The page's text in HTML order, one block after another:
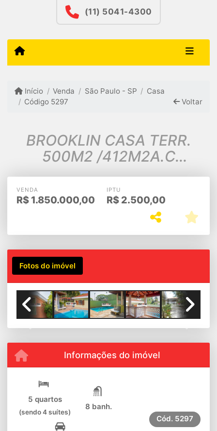
(11) 5041-4300
Início Venda São Paulo - SP
Casa
Código 5297
Voltar
BROOKLIN CASA TERR.
500M2 /412M2A.C
4SUITES/PISCINA/$
VENDA
R$ 1.850.000,00
IPTU
R$ 2.500,00
Fotos do imóvel
Informações do imóvel
5 quartos
(sendo 4 suítes)
8 banh.
Cód. 5297